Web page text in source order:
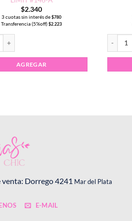
$2.340
3 cuotas sin interés de$780
Transferencia (5%off)$2.223
AGREGAR
venta: Dorrego 4241 Mar del Plata
E-MAIL